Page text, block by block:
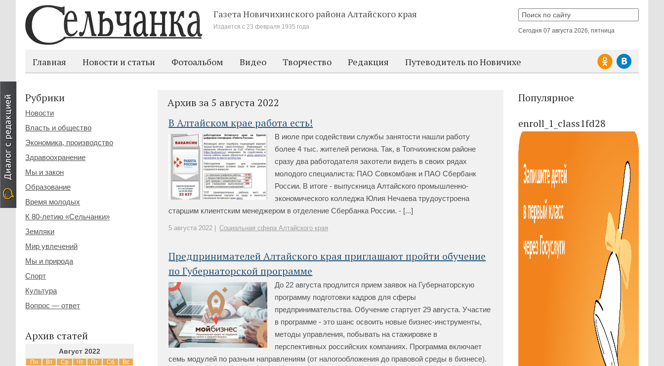
Газета Новичихинского районаАлтайского края
Издается с 23 февраля 1935 года
Сегодня 07 августа 2026, пятница
Главная Новости и статьи Фотоальбом Видео Творчество Редакция Путеводитель по Новичихе
Популярное
enroll_1_class1fd28
Архив за 5 августа 2022
В Алтайском крае работа есть!
В июле при содействии службы занятости нашли работу
более 4 тыс. жителей региона. Так, в Топчихинском районе
сразу два работодателя захотели видеть в своих рядах
молодого специалиста: ПАО Совкомбанк и ПАО Сбербанк
России. В итоге - выпускница Алтайского промышленно-
экономического колледжа Юлия Нечаева трудоустроена
старшим клиентским менеджером в отделение Сбербанка России. - [...]
5 августа 2022 | Социальная сфера Алтайского края
Предпринимателей Алтайского края приглашают пройти обучение
по Губернаторской программе
До 22 августа продлится прием заявок на Губернаторскую
программу подготовки кадров для сферы
предпринимательства. Обучение стартует 29 августа. Участие
в программе - это шанс освоить новые бизнес-инструменты,
методы управления, побывать на стажировке в
перспективных российских компаниях. Программа включает
семь модулей по разным направлениям (от налогообложения до правовой среды в бизнесе).
Рубрики
Новости
Власть и общество
Экономика, производство
Здравоохранение
Мы и закон
Образование
Время молодых
К 80-летию «Сельчанки»
Земляки
Мир увлечений
Мы и природа
Спорт
Культура
Вопрос — ответ
Архив статей
Август 2022
Пн Вт Ср Чт Пт Сб Вс